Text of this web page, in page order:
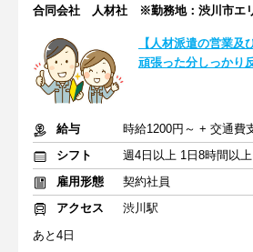
合同会社 人材社 ※勤務地：渋川市エ
【人材派遣の営業及
頑張った分しっかり
給与
時給1200円～ + 交通費
シフト
週4日以上 1日8時間以上
雇用形態
契約社員
アクセス
渋川駅
あと4日